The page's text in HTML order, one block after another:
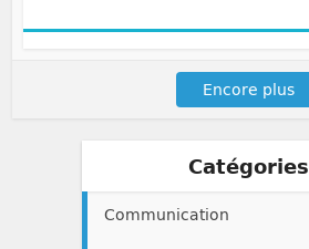
Encore plus
Catégories
Communication